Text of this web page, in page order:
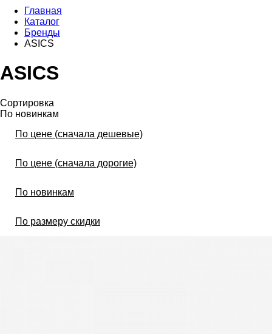
Главная
Каталог
Бренды
ASICS
ASICS
Сортировка
По новинкам
По цене (сначала дешевые)
По цене (сначала дорогие)
По новинкам
По размеру скидки